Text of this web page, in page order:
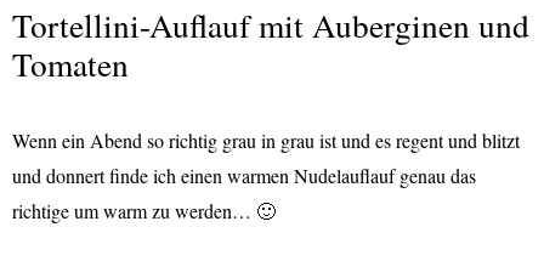
Tortellini-Auflauf mit Auberginen und
Tomaten
Wenn ein Abend so richtig grau in grau ist und es regent und blitzt
und donnert finde ich einen warmen Nudelauflauf genau das
richtige um warm zu werden… 🙂